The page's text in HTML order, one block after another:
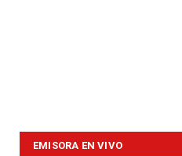
EMISORA EN VIVO